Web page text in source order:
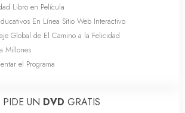
Libro en Película
En Línea Sitio Web Interactivo
Global de El Camino a la Felicidad
Millones
el Programa
PIDE UN DVD GRATIS